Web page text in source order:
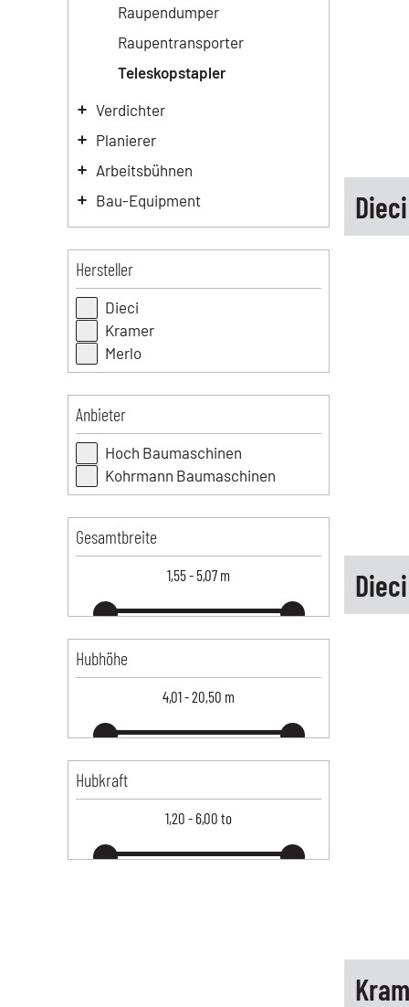
Raupendumper
Raupentransporter
Teleskopstapler
Verdichter
Planierer
Arbeitsbühnen
Bau-Equipment
Hersteller
Dieci
Kramer
Merlo
Anbieter
Hoch Baumaschinen
Kohrmann Baumaschinen
Gesamtbreite
1,55- 5,07 m
Hubhöhe
4,01-20,50 m
Hubkraft
1,20 - 6,00 to